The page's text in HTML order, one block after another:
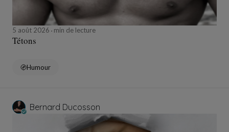
5 août 2026 min de lecture
Tétons
Humour
Bernard Ducosson